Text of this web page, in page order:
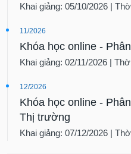
Khai giảng: 05/10/2026 |
11/2026
Khóa học online -
Khai giảng: 02/11/2026 |
12/2026
Khóa học online -
Thị trường
Khai giảng: 07/12/2026 |